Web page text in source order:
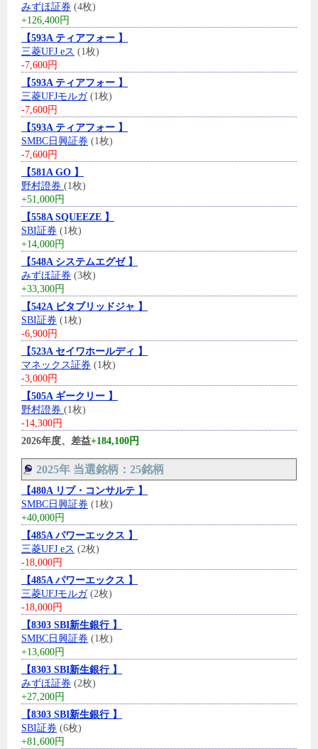
みずほ証券 (4枚)
+126,400円
【593A ティアフォー 】
三菱UFJ eス (1枚)
-7,600円
【593A ティアフォー 】
三菱UFJモルガ(1枚)
-7,600円
【593A ティアフォー 】
SMBC日興証券 (1枚)
-7,600円
【581A GO 】
野村證券 (1枚)
+51,000円
【558A SQUEEZE 】
SBI証券 (1枚)
+14,000円
【548A システムエグゼ 】
みずほ証券 (3枚)
+33,300円
【542A ビタブリッドジャ 】
SBI証券 (1枚)
-6,900円
【523A セイワホールディ 】
マネックス証券 (1枚)
-3,000円
【505A ギークリー 】
野村證券 (1枚)
-14,300円
2026年度、差益+184,100円
2025年 当選銘柄：25銘柄
【480A リブ・コンサルテ 】
SMBC日興証券 (1枚)
+40,000円
【485A パワーエックス 】
三菱UFJ eス (2枚)
-18,000円
【485A パワーエックス 】
三菱UFJモルガ(2枚)
-18,000円
【8303 SBI新生銀行 】
SMBC日興証券 (1枚)
+13,600円
【8303 SBI新生銀行 】
みずほ証券 (2枚)
+27,200円
【8303 SBI新生銀行 】
SBI証券 (6枚)
+81,600円